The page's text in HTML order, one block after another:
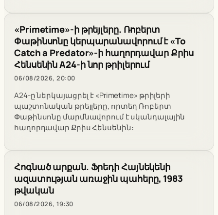
«Primetime»-ի թրեյլերը. Ռոբերտ
Փաթինսոնը կերպարանավորում է «To
Catch a Predator»-ի հաղորդավար Քրիս
Հենսենին A24-ի նոր թրիլերում
06/08/2026, 20:00
A24-ը ներկայացրել է «Primetime» թրիլերի
պաշտոնական թրեյլերը, որտեղ Ռոբերտ
Փաթինսոնը մարմնավորում է սկանդալային
հաղորդավար Քրիս Հենսենին։
Հոգնած արքան. Ֆրեդի Հայնեկենի
ազատության առաջին պահերը, 1983
թվական
06/08/2026, 19:30